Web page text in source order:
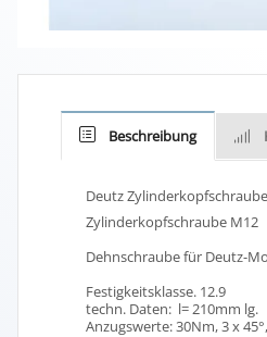
Beschreibung
Deutz
Zylinderkopfschraube M12
Dehnschraube für Deutz-
Festigkeitsklasse. 12.9
techn. Daten: l= 210mm lg.
Anzugswerte: 30Nm, 3 x